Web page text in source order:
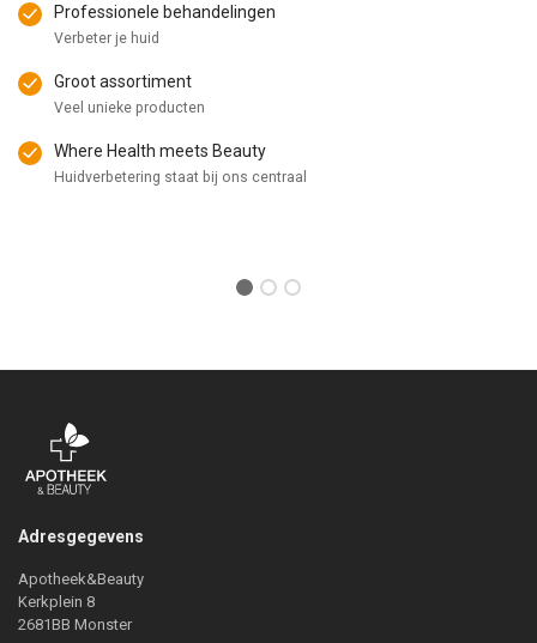
Professionele behandelingen
Verbeter je huid
Groot assortiment
Veel unieke producten
Where Health meets Beauty
Huidverbetering staat bij ons centraal
Adresgegevens
Apotheek&Beauty
Kerkplein 8
2681BB Monster